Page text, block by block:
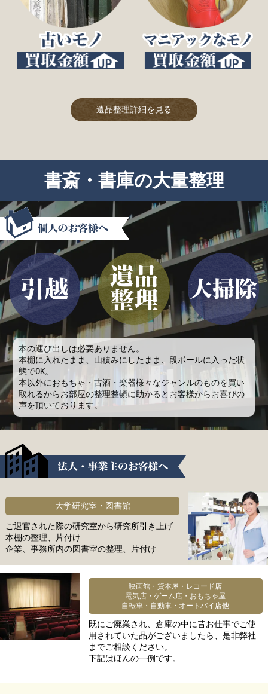
遺品整理詳細を見る
書斎・書庫の大量整理
本の運び出しは必要ありません。
本棚に入れたまま、山積みにしたまま、段ボールに入った状
態でOK。
本以外におもちゃ・古酒・楽器様々なジャンルのものを買い
取れるからお部屋の整理整頓に助かるとお客様からお喜びの
声を頂いております。
大学研究室・図書館
ご退官された際の研究室から研究所引き上げ
本棚の整理、片付け
企業、事務所内の図書室の整理、片付け
映画館・貸本屋・レコード店
電気店・ゲーム店・おもちゃ屋
自転車・自動車・オートバイ店他
既にご廃業され、倉庫の中に昔お仕事でご使
用されていた品がございましたら、是非弊社
までご相談ください。
下記はほんの一例です。